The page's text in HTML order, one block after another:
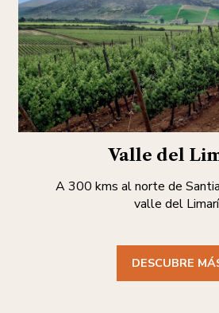
Valle del
A 300 kms al norte de
valle del
DESCUBRE